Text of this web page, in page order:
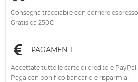
Consegna tracciabile con corriere espresso.
Gratis da 250€
PAGAMENTI
Accettate tutte le carte di credito e PayPal.
Paga con bonifico bancario e risparmia!